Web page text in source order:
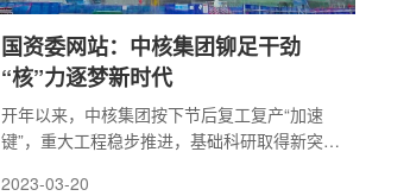
国资委网站：中核集团铆足干劲
“核”力逐梦新时代
开年以来，中核集团按下节后复工复产“加速
键”，重大工程稳步推进，基础科研取得新突
2023-03-20